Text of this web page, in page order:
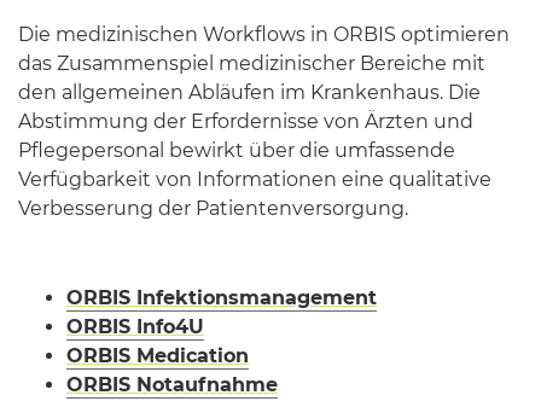
Die medizinischen Workflows in ORBIS optimieren
das Zusammenspiel medizinischer Bereiche mit
den allgemeinen Abläufen im Krankenhaus. Die
Abstimmung der Erfordernisse von Ärzten und
Pflegepersonal bewirkt über die umfassende
Verfügbarkeit von Informationen eine qualitative
Verbesserung der Patientenversorgung.
ORBIS Infektionsmanagement
ORBIS Info4U
ORBIS Medication
ORBIS Notaufnahme